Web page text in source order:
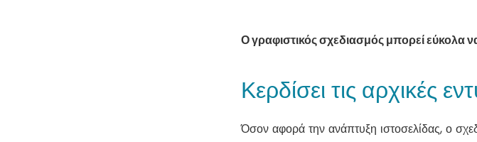
Ο γραφιστικός σχεδιασμός μπορεί εύκολα
Κερδίσει τις αρχικές
Όσον αφορά την ανάπτυξη ιστοσελίδας, ο